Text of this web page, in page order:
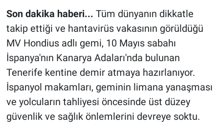
Son dakika haberi... Tüm dünyanın dikkatle
takip ettiği ve hantavirüs vakasının görüldüğü
MV Hondius adlı gemi, 10 Mayıs sabahı
İspanya'nın Kanarya Adaları'nda bulunan
Tenerife kentine demir atmaya hazırlanıyor.
İspanyol makamları, geminin limana yanaşması
ve yolcuların tahliyesi öncesinde üst düzey
güvenlik ve sağlık önlemlerini devreye soktu.